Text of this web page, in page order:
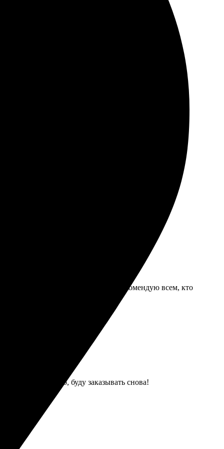
всем, кто ценит хорошие воспоминания!
Печать получилась яркой и четкой, качество на
Рекомендую всем, кто ценит хорошие фотографии!
быстро и удобно. Доставка пришла в срок,
и скоростью выполнения. Рекомендую всем, кто
высоте! Спасибо, буду заказывать снова!